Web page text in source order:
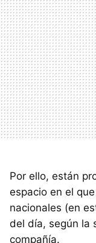
Por ello, están
espacio en el
nacionales (en
del día, según la
compañía.